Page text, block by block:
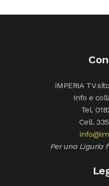
IMPERIA TV
Info e
Tel.
Cell.
Per una Liguria